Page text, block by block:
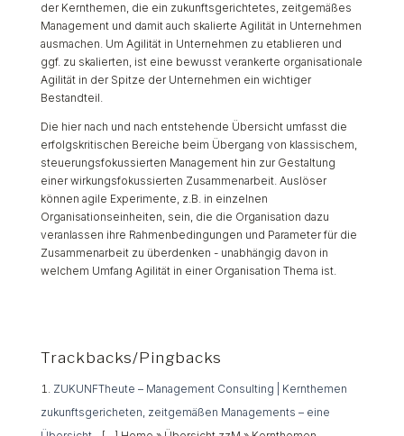
der Kernthemen, die ein zukunftsgerichtetes, zeitgemäßes
Management und damit auch skalierte Agilität in Unternehmen
ausmachen. Um Agilität in Unternehmen zu etablieren und
ggf. zu skalierten, ist eine bewusst verankerte organisationale
Agilität in der Spitze der Unternehmen ein wichtiger
Bestandteil.
Die hier nach und nach entstehende Übersicht umfasst die
erfolgskritischen Bereiche beim Übergang von klassischem,
steuerungsfokussierten Management hin zur Gestaltung
einer wirkungsfokussierten Zusammenarbeit. Auslöser
können agile Experimente, z.B. in einzelnen
Organisationseinheiten, sein, die die Organisation dazu
veranlassen ihre Rahmenbedingungen und Parameter für die
Zusammenarbeit zu überdenken - unabhängig davon in
welchem Umfang Agilität in einer Organisation Thema ist.
Trackbacks/Pingbacks
ZUKUNFTheute – Management Consulting | Kernthemen
zukunftsgericheten, zeitgemäßen Managements – eine